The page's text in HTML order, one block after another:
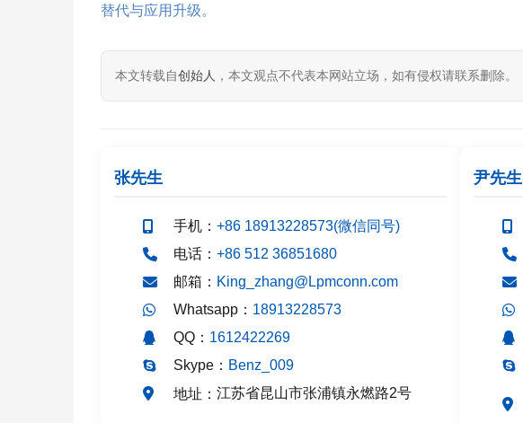
替代与应用升级。
本文转载自创始人 ，本文观点不代表本网站立场，如有侵权请联系删除。
张先生
手机： +86 18913228573(微信同号)
电话： +86 512 36851680
邮箱： King_zhang@Lpmconn.com
Whatsapp： 18913228573
QQ： 1612422269
Skype： Benz_009
地址： 江苏省昆山市张浦镇永燃路2号
尹先生